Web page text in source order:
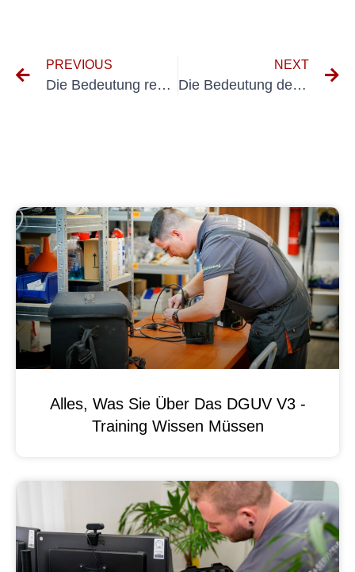
PREVIOUS
Die Bedeutung regelmäßiger Geräteprüfungen: Ein Leitfaden für Geräteprüfer
NEXT
Die Bedeutung der UVV BGV D8-Vorschriften für die Arbeitssicherheit verstehen
Alles, Was Sie Über Das DGUV V3 -
Training Wissen Müssen